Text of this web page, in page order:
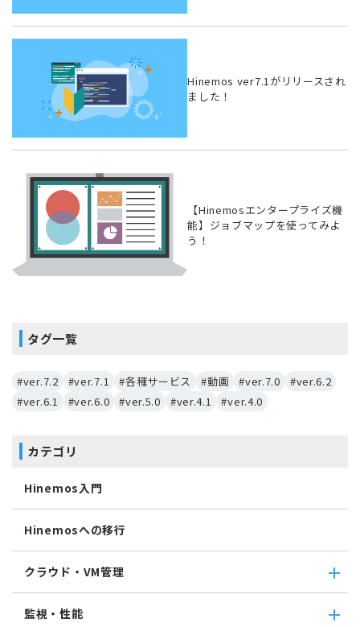
Hinemos ver7.1がリリースされ
ました！
【Hinemosエンタープライズ機
能】ジョブマップを使ってみよ
う！
タグ一覧
#ver.7.2 #ver.7.1 #各種サービス #動画 #ver.7.0
#ver.6.2
#ver.6.1
#ver.6.0 #ver.5.0 #ver.4.1 #ver.4.0
カテゴリ
Hinemos入門
Hinemosへの移行
クラウド・VM管理
クラウド・VM共通
監視・性能